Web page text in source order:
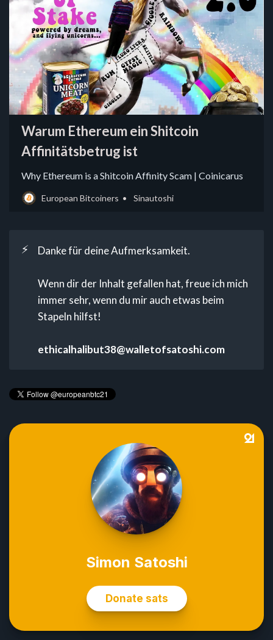
Warum Ethereum ein Shitcoin
Affinitätsbetrug ist
Why Ethereum is a Shitcoin Affinity Scam | Coinicarus
European Bitcoiners Sinautoshi
⚡ Danke für deine Aufmerksamkeit.
Wenn dir der Inhalt gefallen hat, freue ich mich
immer sehr, wenn du mir auch etwas beim
Stapeln hilfst!
ethicalhalibut38@walletofsatoshi.com